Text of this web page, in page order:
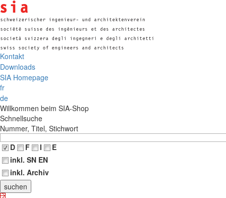
Kontakt
Downloads
SIA Homepage
fr
de
Willkommen beim SIA-Shop
Schnellsuche
Nummer, Titel, Stichwort
D
F I
E
inkl. SN EN
inkl. Archiv